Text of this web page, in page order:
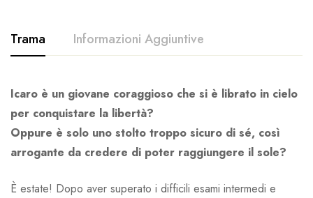
Trama Informazioni Aggiuntive
Icaro è un giovane coraggioso che si è librato in cielo
per conquistare la libertà?
Oppure è solo uno stolto troppo sicuro di sé, così
arrogante da credere di poter raggiungere il sole?
È estate! Dopo aver superato i difficili esami intermedi e